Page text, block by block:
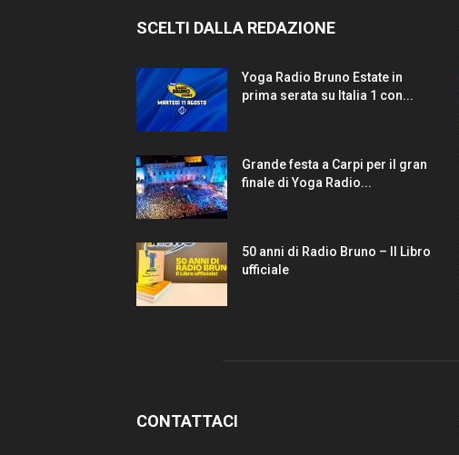
SCELTI DALLA REDAZIONE
Yoga Radio Bruno Estate in
prima serata su Italia 1 con...
Grande festa a Carpi per il gran
finale di Yoga Radio...
50 anni di Radio Bruno – Il Libro
ufficiale
CONTATTACI